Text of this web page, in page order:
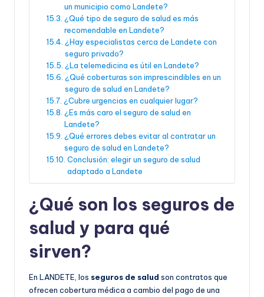
un municipio como Landete?
¿Qué tipo de seguro de salud es más
recomendable en Landete?
¿Hay especialistas cerca de Landete con
seguro privado?
¿La telemedicina es útil en Landete?
¿Qué coberturas son imprescindibles en un
seguro de salud en Landete?
¿Cubre urgencias en cualquier lugar?
¿Es más caro el seguro de salud en
Landete?
¿Qué errores debes evitar al contratar un
seguro de salud en Landete?
Conclusión: elegir un seguro de salud
adaptado a Landete
¿Qué son los seguros de
salud y para qué
sirven?
En LANDETE, los seguros de salud son contratos que
ofrecen cobertura médica a cambio del pago de una